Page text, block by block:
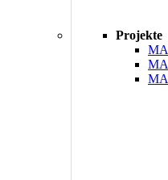
Projekte